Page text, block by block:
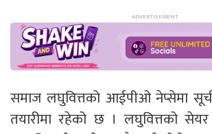
समाज लघुवित्तको आईपीओ नेप्सेमा
तयारीमा रहेको छ । लघुवित्तको